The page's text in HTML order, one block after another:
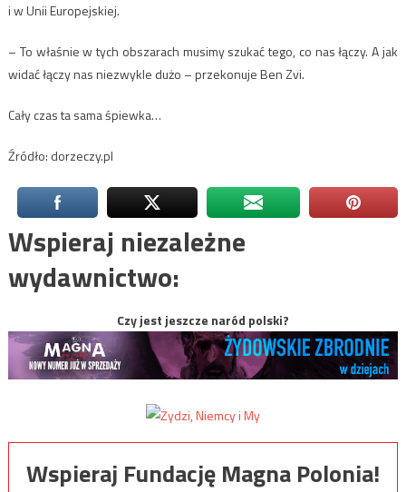
i w Unii Europejskiej.
– To właśnie w tych obszarach musimy szukać tego, co nas łączy. A jak
widać łączy nas niezwykle dużo – przekonuje Ben Zvi.
Cały czas ta sama śpiewka…
Źródło: dorzeczy.pl
Wspieraj niezależne
wydawnictwo:
Czy jest jeszcze naród polski?
Wspieraj Fundację Magna Polonia!